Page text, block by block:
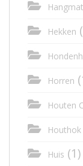
Hangmat
Hekken
Horren
Houten
Houthok
Huis (1)